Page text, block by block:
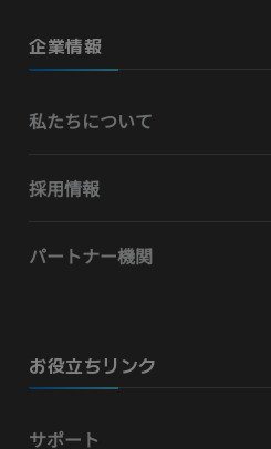
企業情報
私たちについて
採用情報
パートナー機関
お役立ちリンク
サポート